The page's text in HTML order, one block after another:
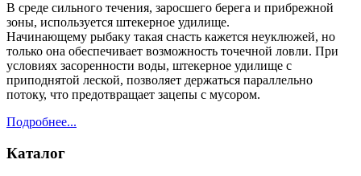
В среде сильного течения, заросшего берега и прибрежной
зоны, используется штекерное удилище.
Начинающему рыбаку такая снасть кажется неуклюжей, но
только она обеспечивает возможность точечной ловли. При
условиях засоренности воды, штекерное удилище с
приподнятой леской, позволяет держаться параллельно
потоку, что предотвращает зацепы с мусором.
Подробнее...
Каталог